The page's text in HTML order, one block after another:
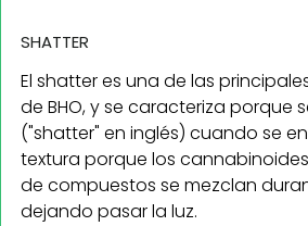
SHATTER
El shatter es una de las
de BHO, y se caracteriza porque
("shatter" en inglés) cuando se
textura porque los
de compuestos se mezclan
dejando pasar la luz.